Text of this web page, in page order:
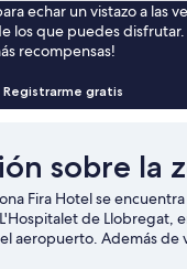
echar un vistazo a las
los que puedes disfrutar.
recompensas!
Registrarme gratis
sobre la
Fira Hotel se
de Llobregat,
aeropuerto. Además de
de Catalunya y